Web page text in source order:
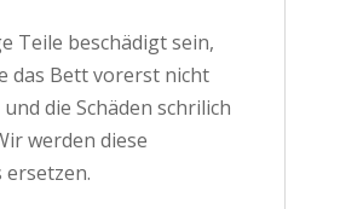
Teile beschädigt sein,
das Bett vorerst nicht
die Schäden schrilich
werden diese
ersetzen.